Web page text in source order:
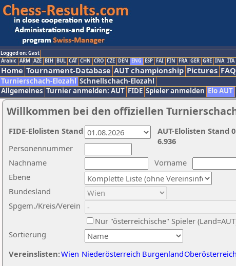
Logged on: Gast
Arabic ARM AZE BIH BUL CAT CHN CRO CZE DEN ENG ESP FAI FIN FRA GER GRE INA ITA
Home Tournament-Database AUT championship Pictures FAQ
Turnierschach-Elozahl Schnellschach-Elozahl
Allgemeines Turnier anmelden: AUT FIDE Spieler anmelden Elo AUT
Willkommen bei den offiziellen
Nachname
Vorname
Ebene
Sortierung
Personennummer
Bundesland
Spgem./Kreis/Verein
Nur "österreichische" Spieler
Vereinslisten:Wien Niederösterreich BurgenlandOberösterreich
AUT-Elolisten Stand
6.936
FIDE-Elolisten Stand